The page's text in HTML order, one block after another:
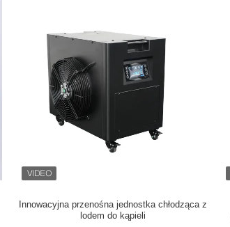
Innowacyjna przenośna jednostka chłodząca z
lodem do kąpieli